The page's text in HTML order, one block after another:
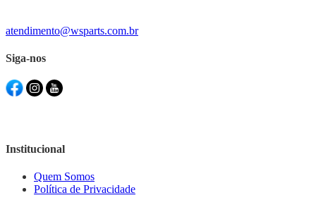
atendimento@wsparts.com.br
Siga-nos
Institucional
Quem Somos
Política de Privacidade